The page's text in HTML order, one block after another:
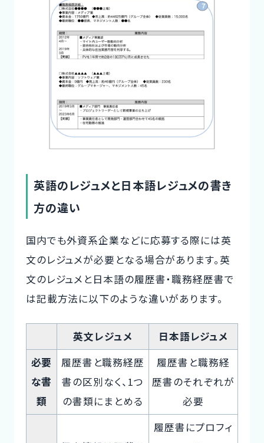
英語のレジュメと日本語レジュメの書き
方の違い
国内でも外資系企業などに応募する際には英
文のレジュメが必要となる場合があります。英
文のレジュメと日本語の履歴書・職務経歴書で
は記載方法に以下のような違いがあります。
英文レジュメ
日本語レジュメ
必要
な書
類
履歴書と職務経歴
書の区別なく、1つ
の書類にまとめる
履歴書と職務経
歴書のそれぞれが
必要
履歴書にプロフィ